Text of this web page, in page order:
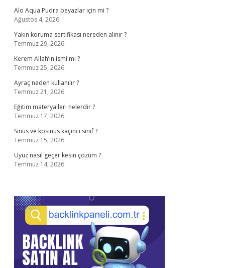
Alo Aqua Pudra beyazlar için mi ?
Ağustos 4, 2026
Yakın koruma sertifikası nereden alınır ?
Temmuz 29, 2026
Kerem Allah’ın ismi mi ?
Temmuz 25, 2026
Ayraç neden kullanılır ?
Temmuz 21, 2026
Eğitim materyalleri nelerdir ?
Temmuz 17, 2026
Sinüs ve kosinüs kaçıncı sınıf ?
Temmuz 15, 2026
Uyuz nasıl geçer kesin çözüm ?
Temmuz 14, 2026